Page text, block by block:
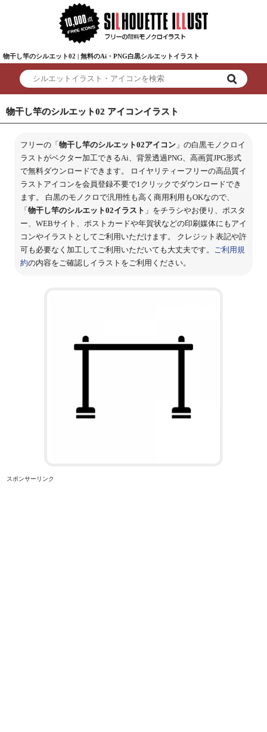
物干し竿のシルエット02 | 無料のAi・PNG白黒シルエットイラスト
物干し竿のシルエット02 アイコンイラスト
フリーの「 物干し竿のシルエット02アイコン」の白黒モノクロイ
ラストがベクター加工できるAi、背景透過PNG、高画質JPG形式
で無料ダウンロードできます。 ロイヤリティーフリーの高品質イ
ラストアイコンを会員登録不要で1クリックでダウンロードでき
ます。 白黒のモノクロで汎用性も高く商用利用もOKなので、
「 物干し竿のシルエット02イラスト 」をチラシやお便り、ポスタ
ー、WEBサイト、ポストカードや年賀状などの印刷媒体にもアイ
コンやイラストとしてご利用いただけます。 クレジット表記や許
可も必要なく加工してご利用いただいても大丈夫です。 ご利用規
約の内容をご確認しイラストをご利用ください。
スポンサーリンク